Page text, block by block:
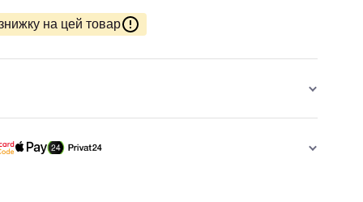
на цей товар